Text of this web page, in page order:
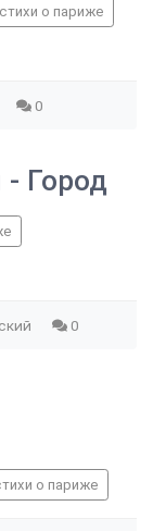
стихи о париже
0
Город
0
о париже